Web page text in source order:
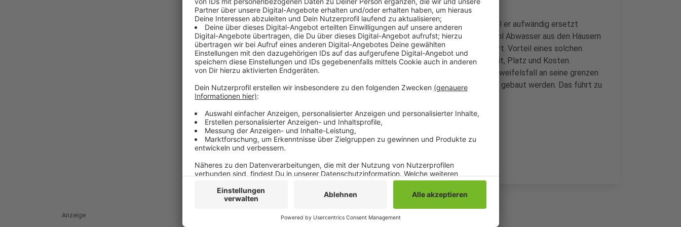
Schon seit 10 Jahren sind Mängel an dem Kanal bekannt, jetzt soll er aufwändig ersetzt
werden. Geplant ist ein sogenannter Mischwasserkanal, der sowohl Abwasser aus den Häusern
als auch Regenwasser von Grundstücken und Straßen transportiert. Vorteil eines solchen
Systems ist, dass nur ein Rohr gelegt werden muss. Das Spart Zeit, Platz und Kosten.
Allerdings könnten Starkregenereignisse ein solches System im Zweifelsfall an seine grenzen
Bringen. Ab August soll für etwa 9 Monate an der Hovener Straße gebaut werden. Das führt zu
Anzeige
Anzeige